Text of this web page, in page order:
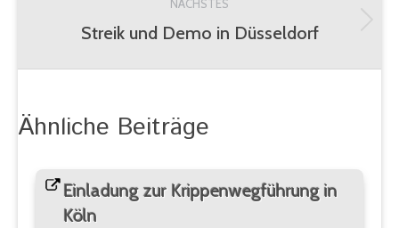
NÄCHSTES
Nächster
Streik und Demo in Düsseldorf
Ähnliche Beiträge
Einladung zur Krippenwegführung in
Köln